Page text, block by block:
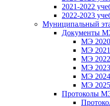
2021-2022
2022-2023
Муниципальный
Документы
МЭ
МЭ
МЭ
МЭ
МЭ
МЭ
Протоколы